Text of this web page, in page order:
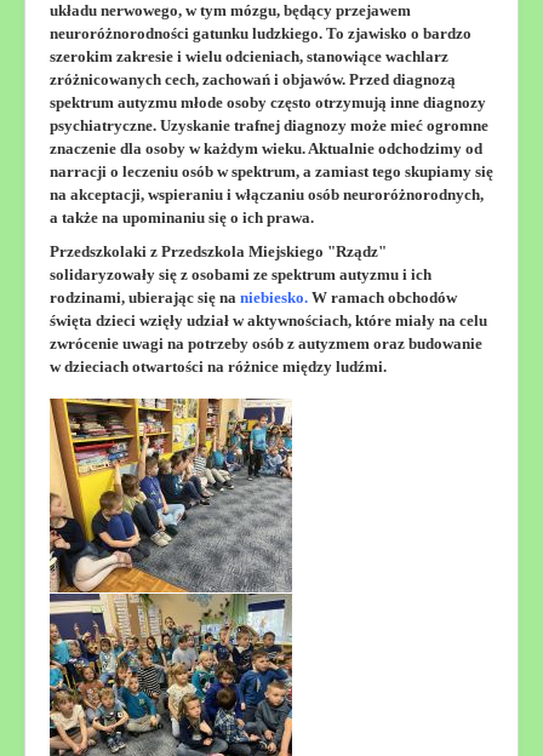
układu nerwowego, w tym mózgu, będący przejawem
neuroróżnorodności gatunku ludzkiego. To zjawisko o bardzo
szerokim zakresie i wielu odcieniach, stanowiące wachlarz
zróżnicowanych cech, zachowań i objawów. Przed diagnozą
spektrum autyzmu młode osoby często otrzymują inne diagnozy
psychiatryczne. Uzyskanie trafnej diagnozy może mieć ogromne
znaczenie dla osoby w każdym wieku. Aktualnie odchodzimy od
narracji o leczeniu osób w spektrum, a zamiast tego skupiamy się
na akceptacji, wspieraniu i włączaniu osób neuroróżnorodnych,
a także na upominaniu się o ich prawa.
Przedszkolaki z Przedszkola Miejskiego "Rządz"
solidaryzowały się z osobami ze spektrum autyzmu i ich
rodzinami, ubierając się na niebiesko. W ramach obchodów
święta dzieci wzięły udział w aktywnościach, które miały na celu
zwrócenie uwagi na potrzeby osób z autyzmem oraz budowanie
w dzieciach otwartości na różnice między ludźmi.